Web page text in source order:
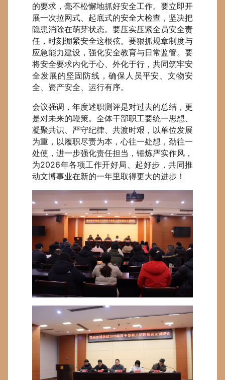
的要求，毫不松懈地抓好安全工作。要立即开
展一次拉网式、起底式的安全大检查，坚决把
隐患消除在萌芽状态。要压实压紧全员安全责
任，时刻绷紧安全这根弦。要狠抓规章制度与
应急能力建设，强化安全教育与日常监管。要
将安全要求内化于心、外化于行，共同筑牢安
全发展的坚固防线，确保人员平安、文物安
全、资产安全、运行有序。
会议强调，年度述职测评是对过去的总结，更
是对未来的鞭策。全体干部职工要统一思想、
凝聚共识、严守纪律、共渡时艰，以单位发展
为重，以履职尽责为本，心往一处想，劲往一
处使，进一步强化责任担当，锤炼严实作风，
为2026年各项工作开好局、起好步，共同推
动文博事业在新的一年里取得更大的进步！